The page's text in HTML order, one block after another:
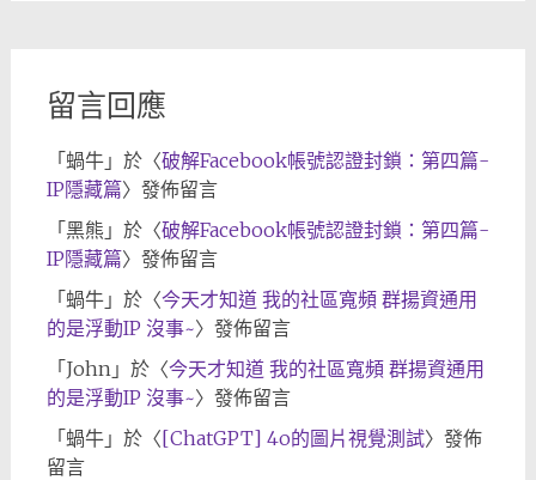
留言回應
「蝸牛」於〈破解Facebook帳號認證封鎖：第四篇-
IP隱藏篇〉發佈留言
「黑熊 」於〈破解Facebook帳號認證封鎖：第四篇-
IP隱藏篇〉發佈留言
「蝸牛」於〈今天才知道 我的社區寬頻 群揚資通用
的是浮動IP 沒事~〉發佈留言
「John 」於〈今天才知道 我的社區寬頻 群揚資通用
的是浮動IP 沒事~〉發佈留言
「蝸牛」於〈[ChatGPT] 4o的圖片視覺測試〉發佈
留言